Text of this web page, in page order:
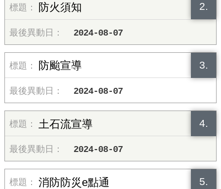
2.
防火須知
2024-08-07
3.
防颱宣導
2024-08-07
4.
土石流宣導
2024-08-07
5.
消防防災e點通